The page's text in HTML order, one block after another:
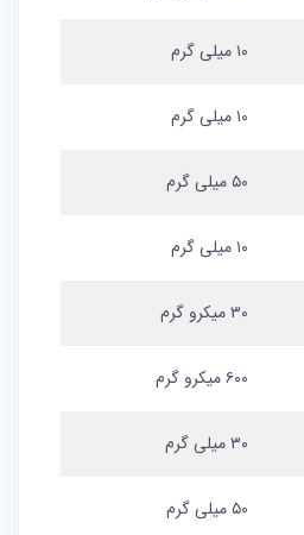
۱۰ میلی گرم
۱۰ میلی گرم
۵۰ میلی گرم
۱۰ میلی گرم
۳۰ میکرو گرم
۶۰۰ میکرو گرم
۳۰ میلی گرم
۵۰ میلی گرم